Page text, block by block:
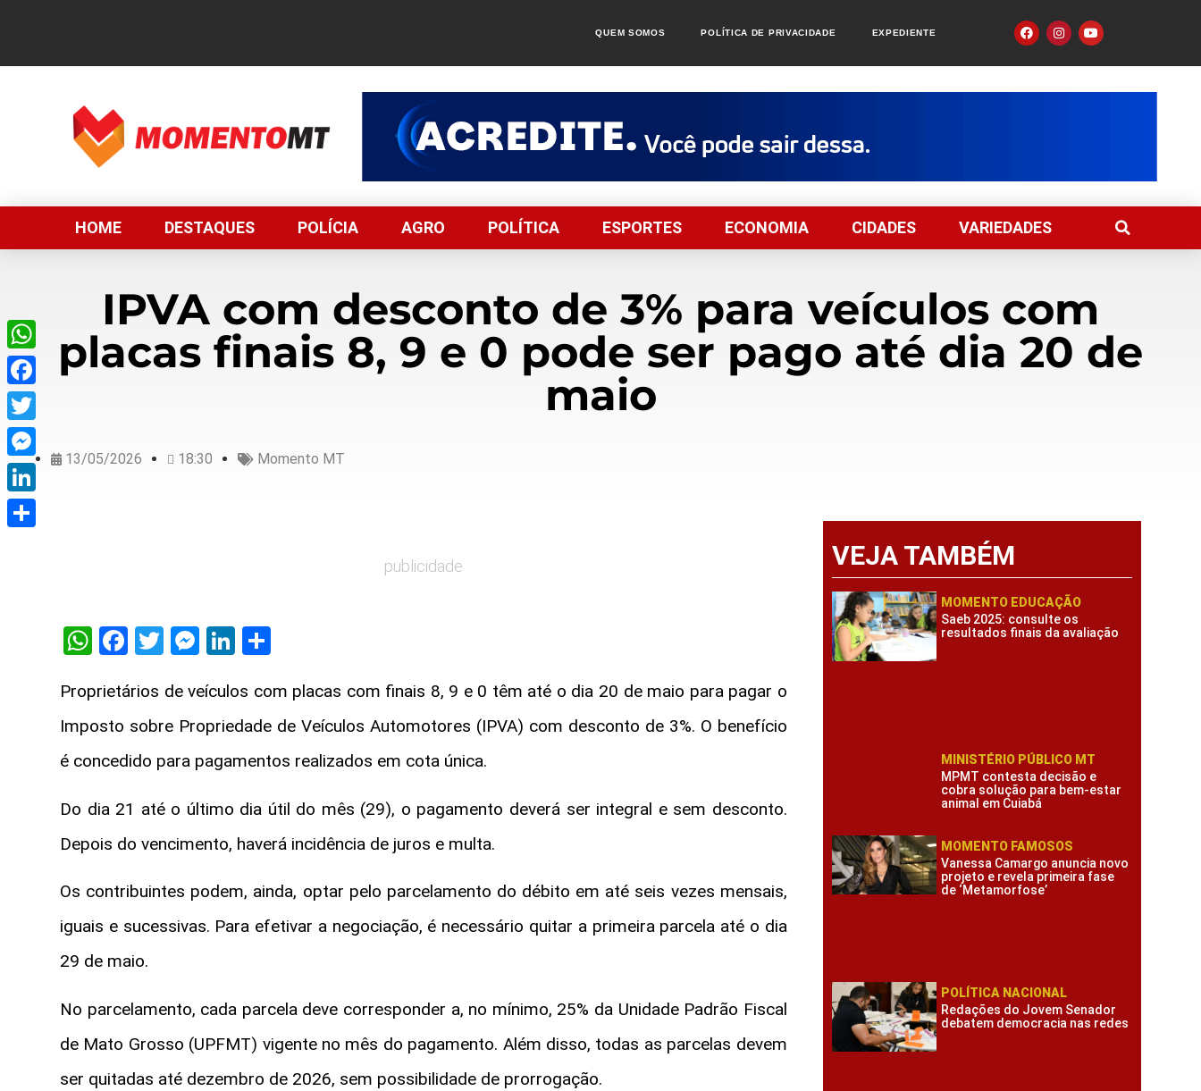
QUEM SOMOS POLÍTICA DE PRIVACIDADE EXPEDIENTE
HOME DESTAQUES POLÍCIA AGRO POLÍTICA ESPORTES ECONOMIA CIDADES VARIEDADES
IPVA com desconto de 3% para veículos com
placas finais 8, 9 e 0 pode ser pago até dia 20 de
maio
13/05/2026 18:30 Momento MT
publicidade
WhatsApp
Facebook
TwitterMessenger
LinkedIn
Proprietários de veículos com placas com finais 8, 9 e 0 têm até o dia 20 de maio para pagar o
Imposto sobre Propriedade de Veículos Automotores (IPVA) com desconto de 3%. O benefício
é concedido para pagamentos realizados em cota única.
Do dia 21 até o último dia útil do mês (29), o pagamento deverá ser integral e sem desconto.
Depois do vencimento, haverá incidência de juros e multa.
Os contribuintes podem, ainda, optar pelo parcelamento do débito em até seis vezes mensais,
iguais e sucessivas. Para efetivar a negociação, é necessário quitar a primeira parcela até o dia
29 de maio.
No parcelamento, cada parcela deve corresponder a, no mínimo, 25% da Unidade Padrão Fiscal
de Mato Grosso (UPFMT) vigente no mês do pagamento. Além disso, todas as parcelas devem
ser quitadas até dezembro de 2026, sem possibilidade de prorrogação.
VEJA TAMBÉM
MOMENTO EDUCAÇÃO
Saeb 2025: consulte os
resultados finais da avaliação
MINISTÉRIO PÚBLICO MT
MPMT contesta decisão e
cobra solução para bem-estar
animal em Cuiabá
MOMENTO FAMOSOS
Vanessa Camargo anuncia novo
projeto e revela primeira fase
de ‘Metamorfose’
POLÍTICA NACIONAL
Redações do Jovem Senador
debatem democracia nas redes
WhatsApp
Facebook
Twitter
Messenger
LinkedIn